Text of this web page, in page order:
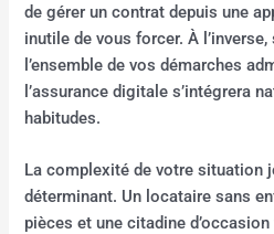
de gérer un contrat depuis une
inutile de vous forcer. À
l’ensemble de vos démarches
l’assurance digitale s’intégrera
habitudes.
La complexité de votre situation
déterminant. Un locataire sans
pièces et une citadine